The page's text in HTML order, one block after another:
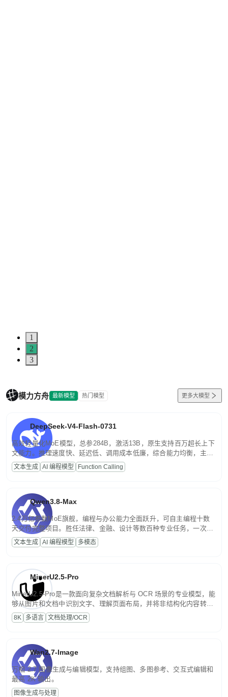
1
2
3
模力方舟 最新模型 热门模型 更多大模型
DeepSeek-V4-Flash-0731
高效轻量化MoE模型，总参284B，激活13B，原生支持百万超长上下
文能力。推理速度快、延迟低、调用成本低廉，综合能力均衡，主打
高并发、轻量化任务，适合日常对话、内容创作、基础 RAG、批量
文案处理等普惠刚需场景。
文本生成 AI 编程模型 Function Calling
Qwen3.8-Max
2.4万亿参数MoE旗舰，编程与办公能力全面跃升，可自主编程十数
天交付完整项目。胜任法律、金融、设计等数百种专业任务，一次对
话端到端交付生产级成果。原生视觉理解贯穿规划、执行与验证全流
程，支持超长文档与长视频的深度语义解析。长程任务中自主规划与
文本生成 AI 编程模型 多模态
MinerU2.5-Pro
MinerU2.5-Pro是一款面向复杂文档解析与 OCR 场景的专业模型，能
够从图片和文档中识别文字、理解页面布局，并将非结构化内容转换
为便于存储、检索和二次处理的结构化结果。
8K 多语言 文档处理/OCR
Wan2.7-Image
万相 2.7 图像生成与编辑模型，支持组图、多图参考、交互式编辑和
最高 2K 输出。
图像生成与处理